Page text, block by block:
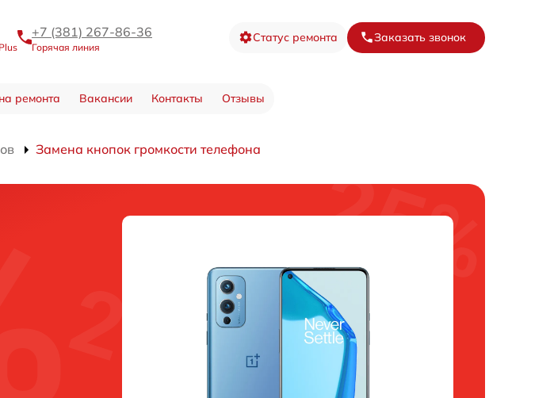
+7 (381) 267-86-36
Горячая линия
Статус ремонта Заказать звонок
ремонта Вакансии Контакты Отзывы
Замена кнопок громкости телефона